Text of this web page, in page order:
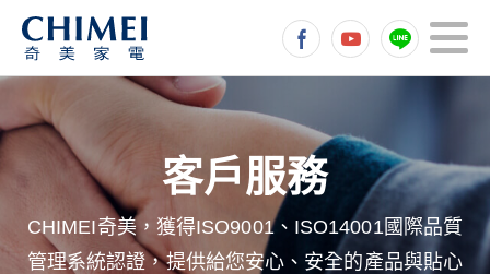
CHIMEI奇美，獲得ISO9001、ISO14001國際品質
管理系統認證，提供給您安心、安全的產品與貼心